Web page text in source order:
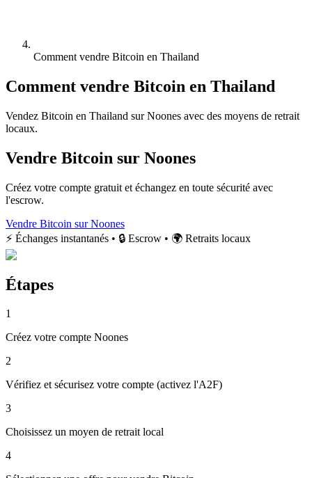
Comment vendre Bitcoin en Thailand
Comment vendre Bitcoin en Thailand
Vendez Bitcoin en Thailand sur Noones avec des moyens de retrait
locaux.
Vendre Bitcoin sur Noones
Créez votre compte gratuit et échangez en toute sécurité avec
l'escrow.
Vendre Bitcoin sur Noones
⚡ Échanges instantanés • 🔒 Escrow • 🌍 Retraits locaux
Étapes
1
Créez votre compte Noones
2
Vérifiez et sécurisez votre compte (activez l'A2F)
3
Choisissez un moyen de retrait local
4